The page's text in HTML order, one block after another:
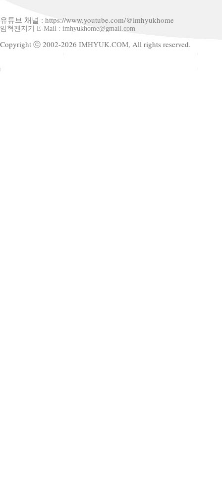
유튜브 채널 : https://www.youtube.com/@imhyukhome
임혁팬지기 E-Mail : imhyukhome@gmail.com
Copyright ⓒ 2002-2026 IMHYUK.COM, All rights reserved.